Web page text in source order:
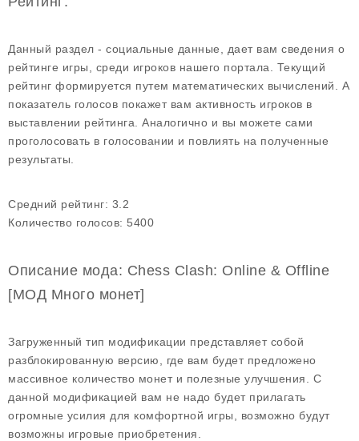
Данный раздел - социальные данные, дает вам сведения о
рейтинге игры, среди игроков нашего портала. Текущий
рейтинг формируется путем математических вычислений. А
показатель голосов покажет вам активность игроков в
выставлении рейтинга. Аналогично и вы можете сами
проголосовать в голосовании и повлиять на полученные
результаты.
Средний рейтинг: 3.2
Количество голосов: 5400
Описание мода: Chess Clash: Online & Offline
[МОД Много монет]
Загруженный тип модификации представляет собой
разблокированную версию, где вам будет предложено
массивное количество монет и полезные улучшения. С
данной модификацией вам не надо будет прилагать
огромные усилия для комфортной игры, возможно будут
возможны игровые приобретения.